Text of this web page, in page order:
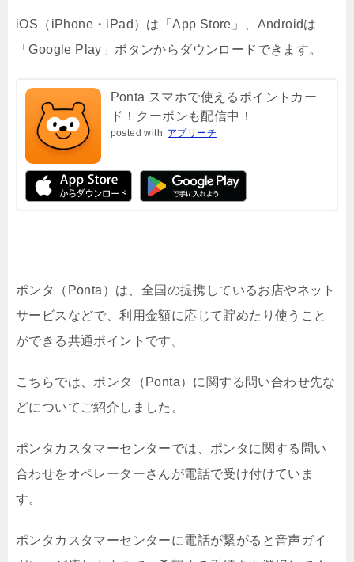
iOS（iPhone・iPad）は「App Store」、Androidは
「Google Play」ボタンからダウンロードできます。
Ponta スマホで使えるポイントカー
ド！クーポンも配信中！
posted with アプリーチ
ポンタ（Ponta）は、全国の提携しているお店やネット
サービスなどで、利用金額に応じて貯めたり使うこと
ができる共通ポイントです。
こちらでは、ポンタ（Ponta）に関する問い合わせ先な
どについてご紹介しました。
ポンタカスタマーセンターでは、ポンタに関する問い
合わせをオペレーターさんが電話で受け付けていま
す。
ポンタカスタマーセンターに電話が繋がると音声ガイ